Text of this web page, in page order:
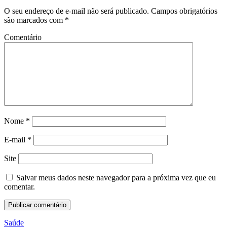
O seu endereço de e-mail não será publicado. Campos obrigatórios
são marcados com *
Comentário
Nome *
E-mail *
Site
Salvar meus dados neste navegador para a próxima vez que eu
comentar.
Saúde